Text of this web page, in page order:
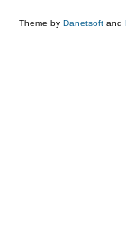
Theme by Danetsoft and